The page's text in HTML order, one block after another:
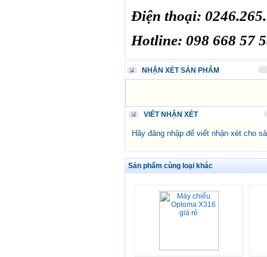
Điện thoại:
Hotline: 098 668 57
NHẬN XÉT SẢN PHẨM
VIẾT NHẬN XÉT
Hãy đăng nhập để viết nhận xét cho
Sản phẩm cùng loại khác